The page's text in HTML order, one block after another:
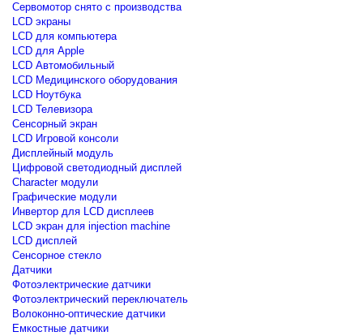
Сервомотор снято с производства
LCD экраны
LCD для компьютера
LCD для Apple
LCD Автомобильный
LCD Медицинского оборудования
LCD Ноутбука
LCD Телевизора
Сенсорный экран
LCD Игровой консоли
Дисплейный модуль
Цифровой светодиодный дисплей
Сharacter модули
Графические модули
Инвертор для LCD дисплеев
LCD экран для injection machine
LCD дисплей
Сенсорное стекло
Датчики
Фотоэлектрические датчики
Фотоэлектрический переключатель
Волоконно-оптические датчики
Емкостные датчики